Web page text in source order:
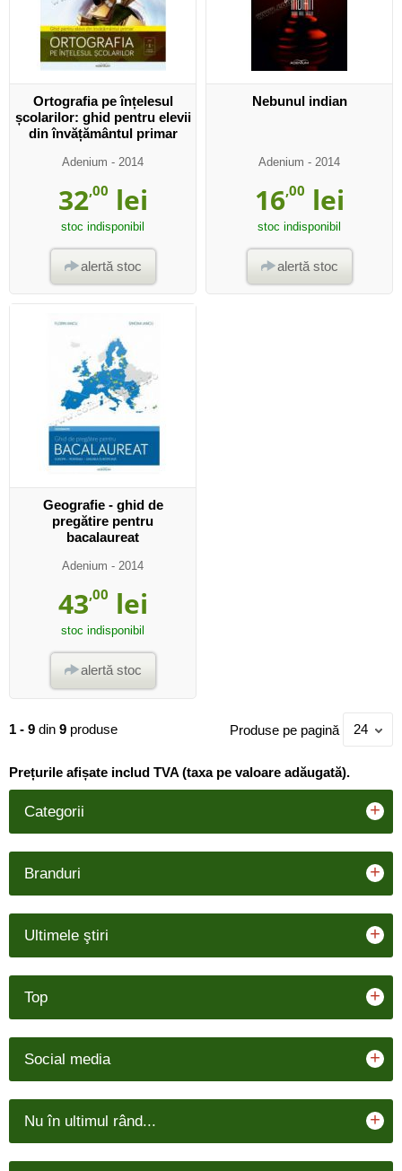
Ortografia pe înțelesul
școlarilor: ghid pentru elevii
din învățământul primar
Adenium - 2014
32,00 lei
stoc indisponibil
alertă stoc
Nebunul indian
Adenium - 2014
16,00 lei
stoc indisponibil
alertă stoc
Geografie - ghid de
pregătire pentru
bacalaureat
Adenium - 2014
43,00 lei
stoc indisponibil
alertă stoc
1 - 9 din 9 produse Produse pe pagină 24
Prețurile afișate includ TVA (taxa pe valoare adăugată).
Categorii +
Branduri +
Ultimele ştiri +
Top +
Social media +
Nu în ultimul rând... +